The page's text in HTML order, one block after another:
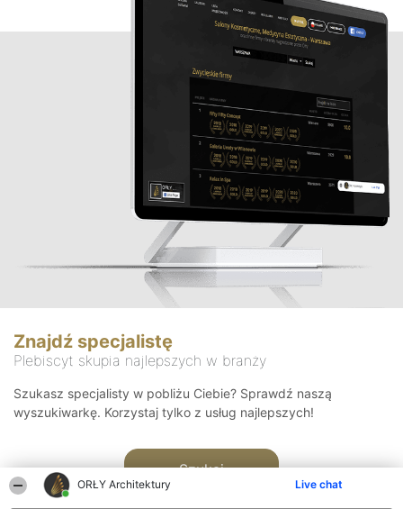
ORŁY Architektury Live chat
Znajdź specjalistę
Plebiscyt skupia najlepszych w branży
Szukasz specjalisty w pobliżu Ciebie? Sprawdź naszą
wyszukiwarkę. Korzystaj tylko z usług najlepszych!
Szukaj